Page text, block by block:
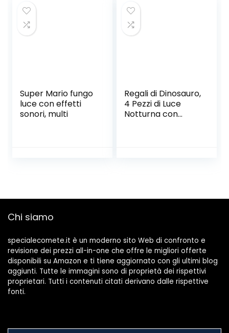
Compleanno,Cam
era dei
Bambini,Soggiorno,
Super Mario fungo
luce con effetti
sonori, multi
Regali di Dinosauro,
4 Pezzi di Luce
Notturna con
Chi siamo
specialecomete.it è un moderno sito Web di confronto e
revisione dei prezzi all-in-one che offre le migliori offerte
disponibili su Amazon e ti tiene aggiornato con gli ultimi blog
aggiunti. Tutte le immagini sono di proprietà dei rispettivi
proprietari. Tutti i contenuti citati derivano dalle rispettive
fonti.